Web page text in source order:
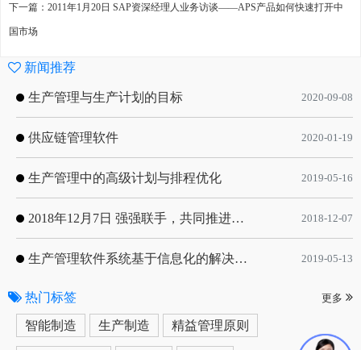
下一篇：2011年1月20日 SAP资深经理人业务访谈——APS产品如何快速打开中
国市场
新闻推荐
生产管理与生产计划的目标 2020-09-08
供应链管理软件 2020-01-19
生产管理中的高级计划与排程优化 2019-05-16
2018年12月7日 强强联手，共同推进电子器件领域APS应用典范 风华高科生产自动化工业互联网应用项目-APS项目启动会 2018-12-07
生产管理软件系统基于信息化的解决方案 2019-05-13
热门标签 更多
智能制造 生产制造 精益管理原则